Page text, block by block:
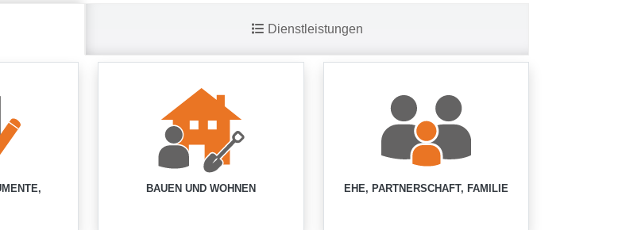
Dienstleistungen
BAUEN UND WOHNEN EHE, PARTNERSCHAFT, FAMILIE